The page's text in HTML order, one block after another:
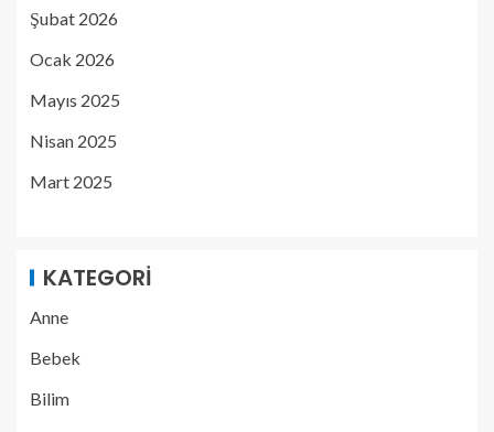
Şubat 2026
Ocak 2026
Mayıs 2025
Nisan 2025
Mart 2025
KATEGORI
Anne
Bebek
Bilim